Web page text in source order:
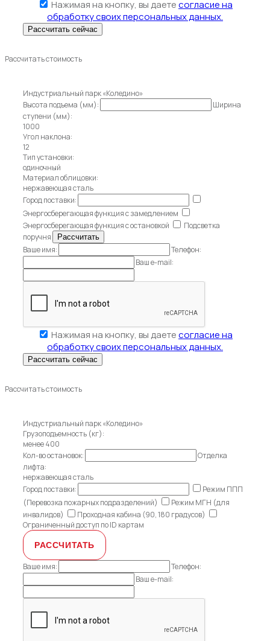
Нажимая на кнопку, вы даетесогласие на
обработку своих персональных данных.
Рассчитать стоимость
Индустриальный парк «Коледино»
Высота подъема (мм):
Ширина
ступени (мм):
1000
Угол наклона:
12
Тип установки:
одиночный
Материал облицовки:
нержавеющая сталь
Город поставки:
Энергосберегающая функция с замедлением
Энергосберегающая функция с остановкой
Подсветка
поручня
Ваше имя:
Телефон:
Ваш e-mail:
Нажимая на кнопку, вы даетесогласие на
обработку своих персональных данных.
Рассчитать стоимость
Индустриальный парк «Коледино»
Грузоподъемность (кг):
менее 400
Кол-во остановок:
Отделка
лифта:
нержавеющая сталь
Город поставки:
Режим ППП
(Перевозка пожарных подразделений)
Режим МГН (для
инвалидов)
Проходная кабина (90, 180 градусов)
Ограниченный доступ по ID картам
Ваше имя:
Телефон:
Ваш e-mail: